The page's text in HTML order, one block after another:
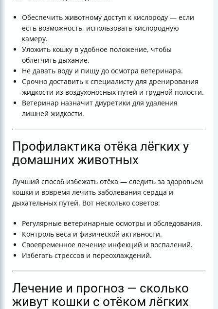
Обеспечить животному доступ к кислороду — если
есть возможность, использовать кислородную
камеру.
Уложить кошку в удобное положение, чтобы
облегчить дыхание.
Не давать воду и пищу до осмотра ветеринара.
Срочно доставить к специалисту для дренирования
жидкости из воздухоносных путей и грудной полости.
Ветеринар назначит диуретики для удаления
лишней жидкости.
Профилактика отёка лёгких у
домашних животных
Лучший способ избежать отёка — следить за здоровьем
кошки и вовремя лечить заболевания сердца и
дыхательных путей. Вот несколько советов:
Регулярные ветеринарные осмотры и обследования.
Контроль веса и физической активности.
Своевременное лечение инфекций и воспалений.
Избегать стрессов и переохлаждений.
Лечение и прогноз — сколько
живут кошки с отёком лёгких